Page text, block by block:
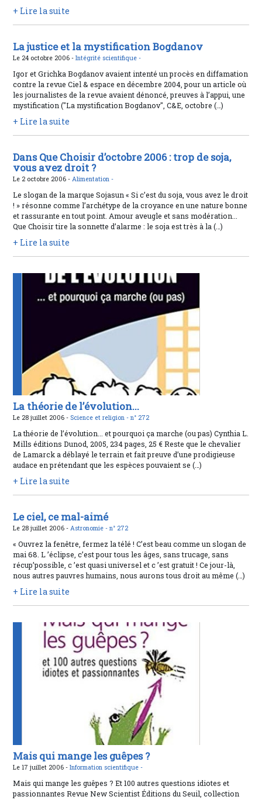
+ Lire la suite
La justice et la mystification Bogdanov
Le 24 octobre 2006 -Intégrité scientifique -
Igor et Grichka Bogdanov avaient intenté un procès en diffamation
contre la revue Ciel & espace en décembre 2004, pour un article où
les journalistes de la revue avaient dénoncé, preuves à l’appui, une
mystification ("La mystification Bogdanov", C&E, octobre (…)
+ Lire la suite
Dans Que Choisir d’octobre 2006 : trop de soja,
vous avez droit ?
Le 2 octobre 2006 - Alimentation -
Le slogan de la marque Sojasun « Si c’est du soja, vous avez le droit
! » résonne comme l’archétype de la croyance en une nature bonne
et rassurante en tout point. Amour aveugle et sans modération...
Que Choisir tire la sonnette d’alarme : le soja est très à la (…)
+ Lire la suite
La théorie de l’évolution...
Le 28 juillet 2006 - Science et religion -n° 272
La théorie de l’évolution... et pourquoi ça marche (ou pas) Cynthia L.
Mills éditions Dunod, 2005, 234 pages, 25 € Reste que le chevalier
de Lamarck a déblayé le terrain et fait preuve d’une prodigieuse
audace en prétendant que les espèces pouvaient se (…)
+ Lire la suite
Le ciel, ce mal-aimé
Le 28 juillet 2006 -Astronomie -n° 272
« Ouvrez la fenêtre, fermez la télé ! C’est beau comme un slogan de
mai 68. L ’éclipse, c’est pour tous les âges, sans trucage, sans
récup’possible, c ’est quasi universel et c ’est gratuit ! Ce jour-là,
nous autres pauvres humains, nous aurons tous droit au même (…)
+ Lire la suite
Mais qui mange les guêpes ?
Le 17 juillet 2006 -Information scientifique -
Mais qui mange les guêpes ? Et 100 autres questions idiotes et
passionnantes Revue New Scientist Éditions du Seuil, collection